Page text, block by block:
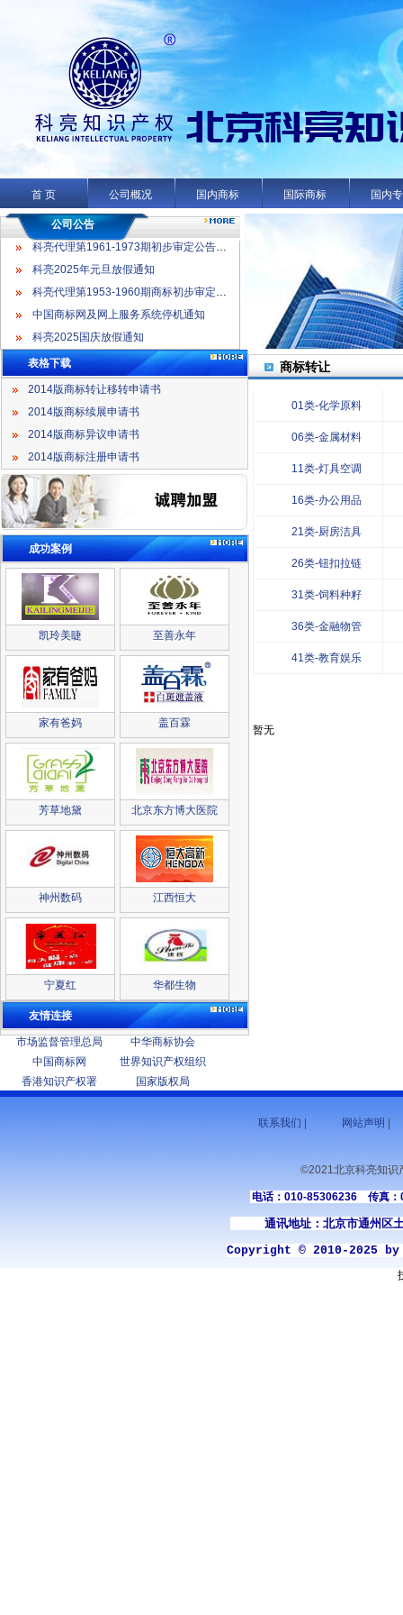
首 页 公司概况 国内商标 国际商标 国内
公司公告
科亮代理第1953-1960期商标初步审定公告名录
中国商标网及网上服务系统停机通知
科亮2025国庆放假通知
科亮代理第1961-1973期初步审定公告名录
科亮2025年元旦放假通知
科亮代理第1953-1960期商标初步审定公告名录
中国商标网及网上服务系统停机通知
科亮2025国庆放假通知
表格下载
2014版商标转让移转申请书
2014版商标续展申请书
2014版商标异议申请书
2014版商标注册申请书
成功案例
凯玲美睫 至善永年
家有爸妈 盖百霖
芳草地黛 北京东方博大医院
神州数码 江西恒大
宁夏红 华都生物
友情连接
市场监督管理总局
中华商标协会
中国商标网
世界知识产权组织
香港知识产权署
国家版权局
商标转让
01类-化学原料
06类-金属材料
11类-灯具空调
16类-办公用品
21类-厨房洁具
26类-钮扣拉链
31类-饲料种籽
36类-金融物管
41类-教育娱乐
暂无
联系我们 网站声明
©2021北京科亮知识
电话：010-85306236 传真
通讯地址：北京市通州区土
Copyright © 2010-2025